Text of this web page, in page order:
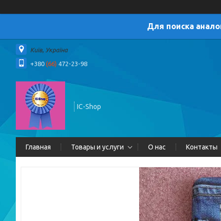
Для поиска
Київ, Україна
+380 (66) 472-23-98
IC-Shop
Главная Товары и услуги О нас Контакты